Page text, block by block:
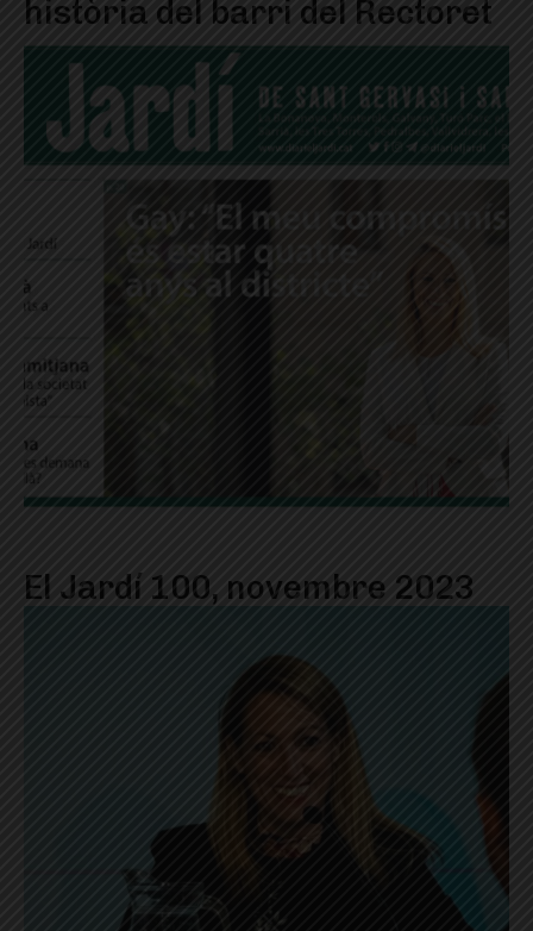
història del barri del Rectoret
El Jardí 100, novembre 2023